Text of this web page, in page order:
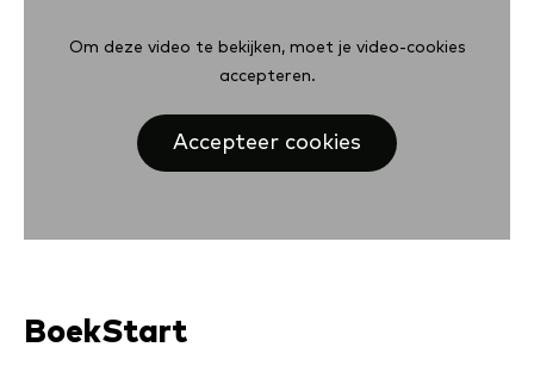
Om deze video te bekijken, moet je video-cookies
accepteren.
Accepteer cookies
BoekStart